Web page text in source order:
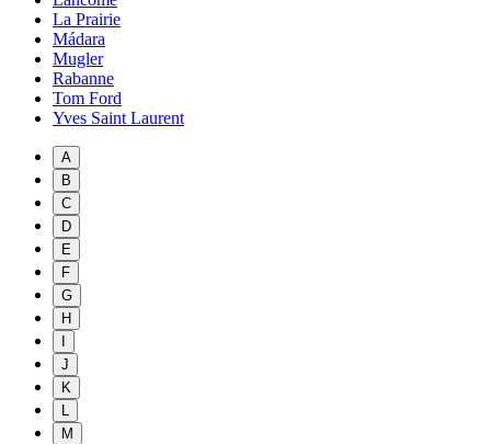
La Prairie
Mádara
Mugler
Rabanne
Tom Ford
Yves Saint Laurent
A
B
C
D
E
F
G
H
J
K
L
M